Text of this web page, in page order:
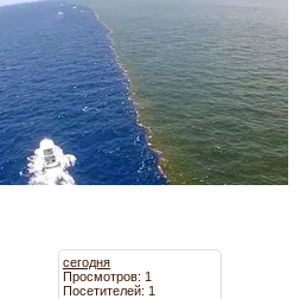
сегодня
Просмотров: 1
Посетителей: 1